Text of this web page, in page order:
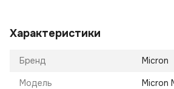
Характеристики
Бренд Micron
Модель Micron